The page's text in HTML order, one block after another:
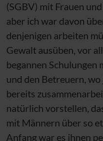
(SGBV) mit Frauen
aber ich war davon
denjenigen arbeiten
Gewalt ausüben, vor
begannen Schulungen
und den Betreuern,
bereits
natürlich vorstellen,
mit Männern über so
Anfang war es ihnen